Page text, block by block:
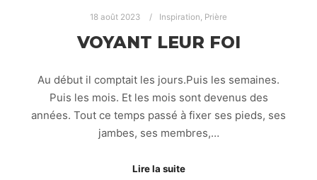
18 août 2023 Inspiration Prière
VOYANT LEUR FOI
Au début il comptait les jours.Puis les semaines.
Puis les mois. Et les mois sont devenus des
années. Tout ce temps passé à fixer ses pieds, ses
jambes, ses membres,…
Lire la suite